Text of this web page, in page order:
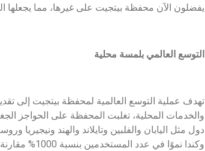
يفضلون الآن محفظة بيتجيت على غيرها، مما يجعلها المحفظة الأكثر
التوسع العالمي بلمسة محلية
تهدف عملية التوسع العالمية لمحفظة بيتجيت إلى
دول مثل اليابان والفلبين وتايلاند والهند ونيجيريا
وكندا نموًا